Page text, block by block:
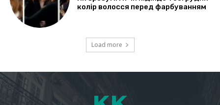
колір волосся перед фарбуванням
Load more